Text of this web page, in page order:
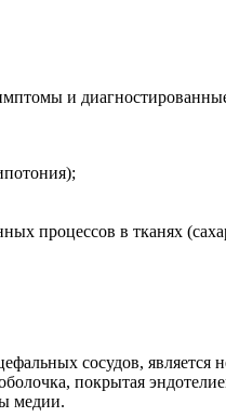
и диагностированные
процессов в тканях
сосудов,
покрытая
медии.